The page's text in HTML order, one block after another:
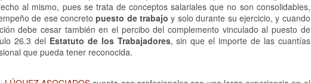
al mismo, pues se trata de conceptos salariales que no son consolidables,
de ese concretopuesto de trabajo y solo durante su ejercicio, y cuando
debe cesar también en el percibo del complemento vinculado al puesto de
26.3 del Estatuto de los Trabajadores, sin que el importe de las cuantías
que pueda tener reconocida.